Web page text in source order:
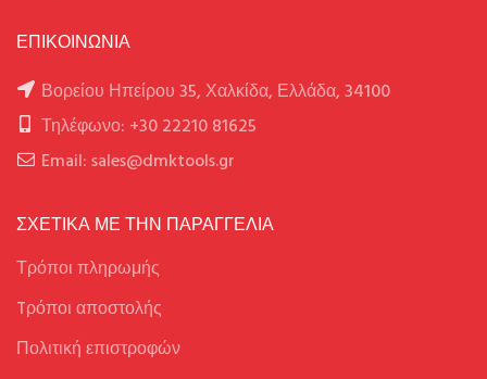
ΕΠΙΚΟΙΝΩΝΙΑ
Βορείου Ηπείρου 35, Χαλκίδα, Ελλάδα, 34100
Τηλέφωνο: +30 22210 81625
Email: sales@dmktools.gr
ΣΧΕΤΙΚΑ ΜΕ ΤΗΝ ΠΑΡΑΓΓΕΛΙΑ
Τρόποι πληρωμής
Tρόποι αποστολής
Πολιτική επιστροφών